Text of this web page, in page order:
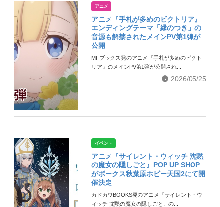
アニメ
アニメ『手札が多めのビクトリア』
エンディングテーマ「縁のつき」の
音源も解禁されたメインPV第1弾が
公開
MFブックス発のアニメ『手札が多めのビクト
リア』のメインPV第1弾が公開され...
2026/05/25
イベント
アニメ『サイレント・ウィッチ 沈黙
の魔女の隠しごと』POP UP SHOP
がボークス秋葉原ホビー天国2にて開
催決定
カドカワBOOKS発のアニメ『サイレント・ウ
ィッチ 沈黙の魔女の隠しごと』の...